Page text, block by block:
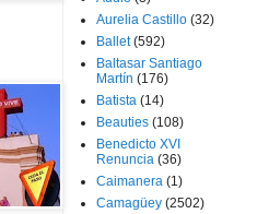
Aurelia Castillo (32)
Ballet (592)
Baltasar Santiago
Martín (176)
Batista (14)
Beauties (108)
Benedicto XVI
Renuncia (36)
Caimanera (1)
Camagüey (2502)